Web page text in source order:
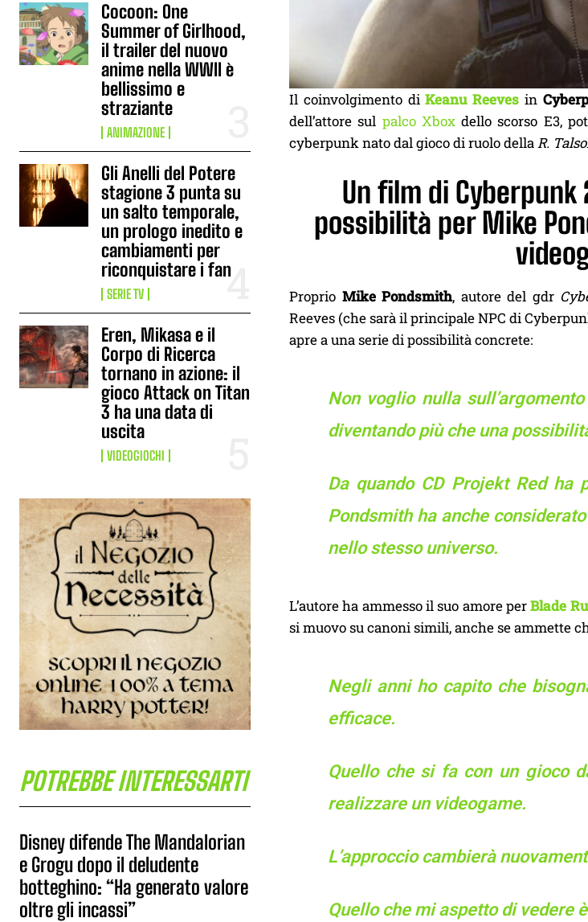
Cocoon: One
Summer of Girlhood,
il trailer del nuovo
anime nella WWII è
bellissimo e
straziante
ANIMAZIONE
Gli Anelli del Potere
stagione 3 punta su
un salto temporale,
un prologo inedito e
cambiamenti per
riconquistare i fan
SERIE TV
Eren, Mikasa e il
Corpo di Ricerca
tornano in azione: il
gioco Attack on Titan
3 ha una data di
uscita
VIDEOGIOCHI
POTREBBE INTERESSARTI
Disney difende The Mandalorian
e Grogu dopo il deludente
botteghino: “Ha generato valore
oltre gli incassi”
Il coinvolgimento diKeanu Reeves in
dell’attore sul palco Xboxdello scorso E3,
cyberpunk nato dal gioco di ruolo della R.
Un film di Cyberpunk
possibilità per Mike
Proprio Mike Pondsmith, autore del gdr
Reeves (che sarà il principale NPC di
apre a una serie di possibilità concrete:
Non voglio nulla
diventando più che una
Da quando CD Projekt Red ha
Pondsmith ha anche
nello stesso universo.
L’autore ha ammesso il suo amore perBlade
si muovo su canoni simili, anche se ammette
Negli anni ho capito che
efficace.
Quello che si fa con un gioco
realizzare un videogame.
L’approccio cambierà
Quello che mi aspetto di vedere